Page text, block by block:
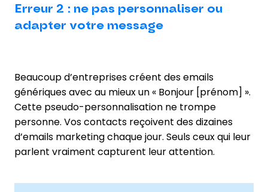
Erreur 2 : ne pas personnaliser ou
adapter votre message
Beaucoup d’entreprises créent des emails
génériques avec au mieux un « Bonjour [prénom] ».
Cette pseudo-personnalisation ne trompe
personne. Vos contacts reçoivent des dizaines
d’emails marketing chaque jour. Seuls ceux qui leur
parlent vraiment capturent leur attention.